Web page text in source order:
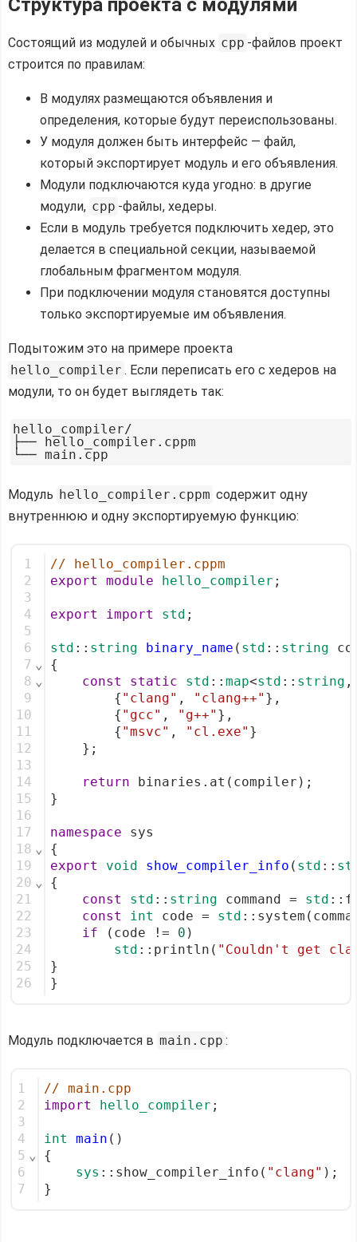
Структура проекта с модулями
Состоящий из модулей и обычных cpp -файлов проект
строится по правилам:
В модулях размещаются объявления и
определения, которые будут переиспользованы.
У модуля должен быть интерфейс — файл,
который экспортирует модуль и его объявления.
Модули подключаются куда угодно: в другие
модули, cpp -файлы, хедеры.
Если в модуль требуется подключить хедер, это
делается в специальной секции, называемой
глобальным фрагментом модуля.
При подключении модуля становятся доступны
только экспортируемые им объявления.
Подытожим это на примере проекта
hello_compiler . Если переписать его с хедеров на
модули, то он будет выглядеть так:
hello_compiler/
├── hello_compiler.cppm
Модуль hello_compiler.cppm содержит одну
внутреннюю и одну экспортируемую функцию:
1
2
3
4
5
6
7
8
9
10
11
12
13
14
15
16
17
18
19
20
21
22
23
24
25
26
⌄
⌄
⌄
⌄
// hello_compiler.cppm
export
module hello_compiler ;
export import std ;
std :: string binary_name ( std :: string
{
const
static std :: map<std :: string
        {
"clang" , "clang++" },
        {
"gcc" , "g++" },
        {
"msvc" , "cl.exe" }
    };
return binaries.at(compiler);
}
namespace sys
{
export
void show_compiler_info ( std ::
{
const
std :: string command = std
const
int code = std
if (code != 0 )
std ::println( "Couldn't get
}
}
Модуль подключается в main.cpp :
1
2
3
4
5
6
7
⌄
// main.cpp
import
hello_compiler ;
int main ()
{
sys ::show_compiler_info( "clang" );
}